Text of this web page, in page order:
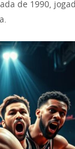
de 1990,